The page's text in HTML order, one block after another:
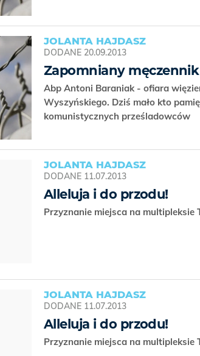
JOLANTA HAJDASZ
DODANE 20.09.2013
Zapomniany męczennik
Abp Antoni Baraniak - ofiara
Wyszyńskiego. Dziś mało kto
komunistycznych prześladowców
JOLANTA HAJDASZ
DODANE 11.07.2013
Alleluja i do przodu!
Przyznanie miejsca na multipleksie
JOLANTA HAJDASZ
DODANE 11.07.2013
Alleluja i do przodu!
Przyznanie miejsca na multipleksie